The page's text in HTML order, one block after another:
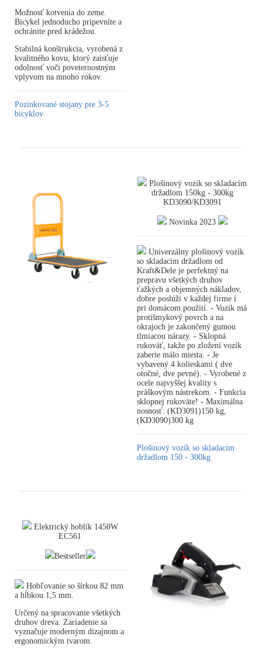
Možnosť kotvenia do zeme.
Bicykel jednoducho pripevníte a
ochránite pred krádežou.
Stabilná konštrukcia, vyrobená z
kvalitného kovu, ktorý zaisťuje
odolnosť voči poveternostným
vplyvom na mnoho rokov.
Pozinkované stojany pre 3-5
bicyklov
Plošinový vozík so skladacím
držadlom 150kg - 300kg
KD3090/KD3091
Novinka 2023
Univerzálny plošinový vozík
so skladacím držadlom od
Kraft&Dele je perfektný na
prepravu všetkých druhov
ťažkých a objemných nákladov,
dobre poslúži v každej firme i
pri domácom použití. - Vozík má
protišmykový povrch a na
okrajoch je zakončený gumou
tlmiacou nárazy. - Sklopná
rukoväť, takže po zložení vozík
zaberie málo miesta. - Je
vybavený 4 kolieskami ( dve
otočné, dve pevné). - Vyrobené z
ocele najvyššej kvality s
práškovým nástrekom. - Funkcia
sklopnej rukoväte! - Maximálna
nosnosť: (KD3091)150 kg,
(KD3090)300 kg
Plošinový vozík so skladacím
držadlom 150 - 300kg
Elektrický hoblík 1450W
EC561
Bestseller
Hobľovanie so šírkou 82 mm
a hĺbkou 1,5 mm.
Určený na spracovanie všetkých
druhov dreva. Zariadenie sa
vyznačuje moderným dizajnom a
ergonomickým tvarom.